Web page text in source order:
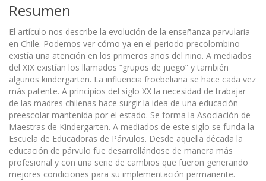
Resumen
El artículo nos describe la evolución de la enseñanza parvularia
en Chile. Podemos ver cómo ya en el periodo precolombino
existía una atención en los primeros años del niño. A mediados
del XIX existían los llamados “grupos de juego” y también
algunos kindergarten. La influencia fröebeliana se hace cada vez
más patente. A principios del siglo XX la necesidad de trabajar
de las madres chilenas hace surgir la idea de una educación
preescolar mantenida por el estado. Se forma la Asociación de
Maestras de Kindergarten. A mediados de este siglo se funda la
Escuela de Educadoras de Párvulos. Desde aquella década la
educación de párvulo fue desarrollándose de manera más
profesional y con una serie de cambios que fueron generando
mejores condiciones para su implementación permanente.